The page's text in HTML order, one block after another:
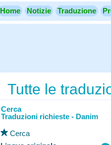
Home Notizie Traduzione
Tutte le
Cerca
Traduzioni richieste - Danim
Cerca